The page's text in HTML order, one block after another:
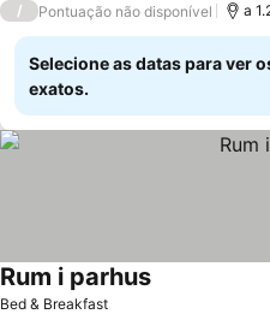
/ Pontuação não disponível a
Selecione as datas para ver
exatos.
Bed & Breakfast
Rum i parhus